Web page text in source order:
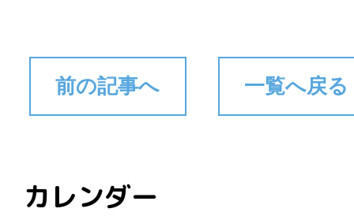
前の記事へ 一覧へ戻る
カレンダー